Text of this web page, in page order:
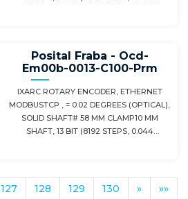
Posital Fraba - Ocd-
Em00b-0013-C100-Prm
IXARC ROTARY ENCODER, ETHERNET
MODBUSTCP , = 0.02 DEGREES (OPTICAL),
SOLID SHAFT# 58 MM CLAMP10 MM
SHAFT, 13 BIT (8192 STEPS, 0.044
127 128 129 130 » »»